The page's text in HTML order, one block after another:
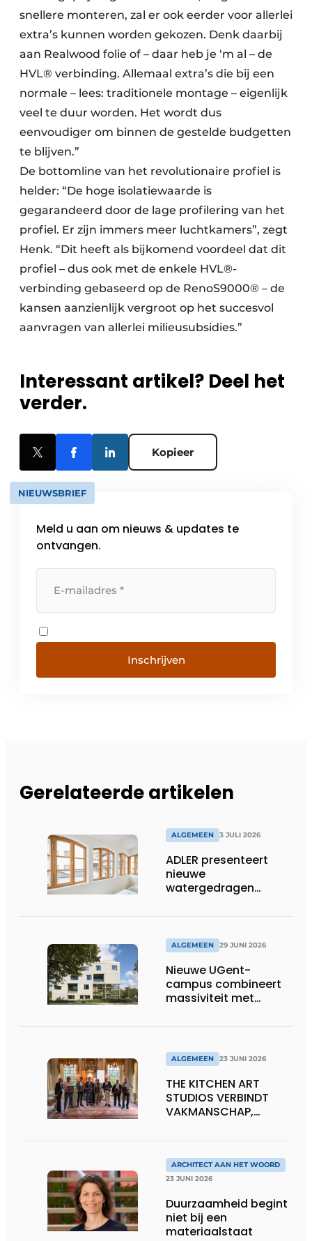
snellere monteren, zal er ook eerder voor allerlei
extra’s kunnen worden gekozen. Denk daarbij
aan Realwood folie of – daar heb je ‘m al – de
HVL® verbinding. Allemaal extra’s die bij een
normale – lees: traditionele montage – eigenlijk
veel te duur worden. Het wordt dus
eenvoudiger om binnen de gestelde budgetten
te blijven.”
De bottomline van het revolutionaire profiel is
helder: “De hoge isolatiewaarde is
gegarandeerd door de lage profilering van het
profiel. Er zijn immers meer luchtkamers”, zegt
Henk. “Dit heeft als bijkomend voordeel dat dit
profiel – dus ook met de enkele HVL®-
verbinding gebaseerd op de RenoS9000® – de
kansen aanzienlijk vergroot op het succesvol
aanvragen van allerlei milieusubsidies.”
Interessant artikel? Deel het
verder.
Kopieer
NIEUWSBRIEF
Meld u aan om nieuws & updates te
ontvangen.
Inschrijven
Gerelateerde artikelen
ALGEMEEN 3 JULI 2026
ADLER presenteert
nieuwe
watergedragen
ALGEMEEN 29 JUNI 2026
Nieuwe UGent-
campus combineert
massiviteit met
ALGEMEEN 23 JUNI 2026
THE KITCHEN ART
STUDIOS VERBINDT
VAKMANSCHAP,
TOEKOMST
ARCHITECT AAN HET WOORD
23 JUNI 2026
Duurzaamheid begint
niet bij een
materiaalstaat